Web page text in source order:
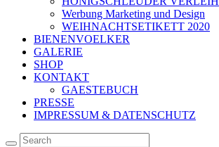
Werbung Marketing und Design
WEIHNACHTSETIKETT 2020
BIENENVOELKER
GALERIE
SHOP
KONTAKT
GAESTEBUCH
PRESSE
IMPRESSUM & DATENSCHUTZ